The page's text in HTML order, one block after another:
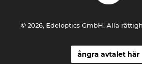
ångra avtalet här
© 2026, Edeloptics GmbH. Alla